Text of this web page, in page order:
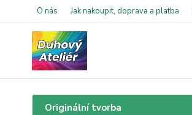
O nás Jak nakoupit, doprava a platba
Originální tvorba